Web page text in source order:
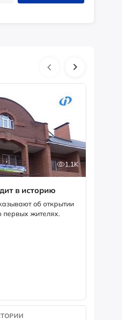
1.1K
в историю
об открытии
первых жителях.